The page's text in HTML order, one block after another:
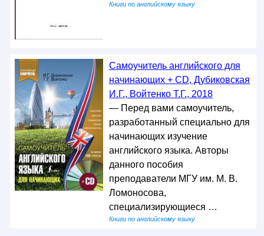
Книги по английскому языку
Самоучитель английского для
начинающих + CD, Дубиковская
И.Г., Войтенко Т.Г., 2018
— Перед вами самоучитель,
разработанный специально для
начинающих изучение
английского языка. Авторы
данного пособия
преподаватели МГУ им. М. В.
Ломоносова,
специализирующиеся …
Книги по английскому языку